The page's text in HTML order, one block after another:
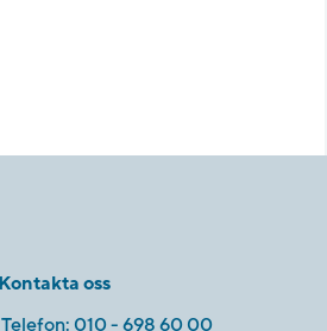
Kontakta oss
Telefon: 010 - 698 60 00